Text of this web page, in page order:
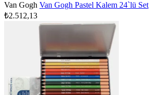
Van Gogh Van Gogh Pastel Kalem 24`lü Set
₺2.512,13